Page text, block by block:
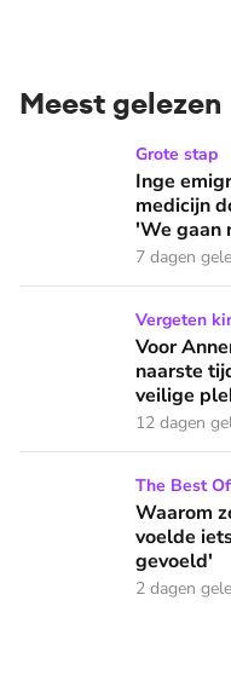
Meest gelezen
Inge emigreert naar
Grote stap
Inge
medicijn
'We gaan
7 dagen
Voor Annemara was
Vergeten
Voor
naarste
veilige
12 dagen
Waarom zou je (niet)
The Best
Waarom
voelde
gevoeld'
2 dagen